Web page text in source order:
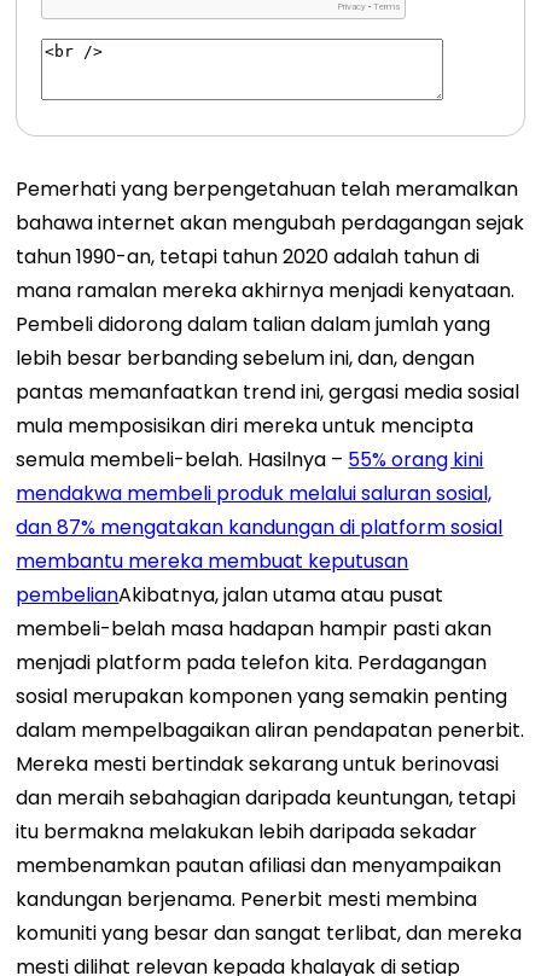
Pemerhati yang berpengetahuan telah meramalkan
bahawa internet akan mengubah perdagangan sejak
tahun 1990-an, tetapi tahun 2020 adalah tahun di
mana ramalan mereka akhirnya menjadi kenyataan.
Pembeli didorong dalam talian dalam jumlah yang
lebih besar berbanding sebelum ini, dan, dengan
pantas memanfaatkan trend ini, gergasi media sosial
mula memposisikan diri mereka untuk mencipta
semula membeli-belah. Hasilnya – 55% orang kini
mendakwa membeli produk melalui saluran sosial,
dan 87% mengatakan kandungan di platform sosial
membantu mereka membuat keputusan
pembelianAkibatnya, jalan utama atau pusat
membeli-belah masa hadapan hampir pasti akan
menjadi platform pada telefon kita. Perdagangan
sosial merupakan komponen yang semakin penting
dalam mempelbagaikan aliran pendapatan penerbit.
Mereka mesti bertindak sekarang untuk berinovasi
dan meraih sebahagian daripada keuntungan, tetapi
itu bermakna melakukan lebih daripada sekadar
membenamkan pautan afiliasi dan menyampaikan
kandungan berjenama. Penerbit mesti membina
komuniti yang besar dan sangat terlibat, dan mereka
mesti dilihat relevan kepada khalayak di setiap